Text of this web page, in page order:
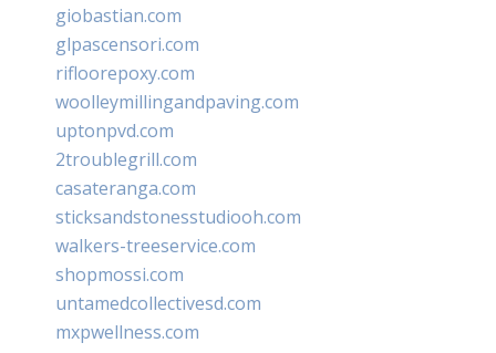
giobastian.com
glpascensori.com
rifloorepoxy.com
woolleymillingandpaving.com
uptonpvd.com
2troublegrill.com
casateranga.com
sticksandstonesstudiooh.com
walkers-treeservice.com
shopmossi.com
untamedcollectivesd.com
mxpwellness.com